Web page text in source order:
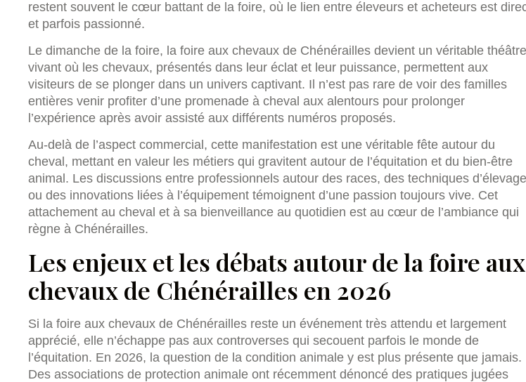
restent souvent le cœur battant de la foire, où le lien entre éleveurs et acheteurs est
et parfois passionné.
Le dimanche de la foire, la foire aux chevaux de Chénérailles devient un véritable théâtre
vivant où les chevaux, présentés dans leur éclat et leur puissance, permettent aux
visiteurs de se plonger dans un univers captivant. Il n’est pas rare de voir des familles
entières venir profiter d’une promenade à cheval aux alentours pour prolonger
l’expérience après avoir assisté aux différents numéros proposés.
Au-delà de l’aspect commercial, cette manifestation est une véritable fête autour du
cheval, mettant en valeur les métiers qui gravitent autour de l’équitation et du bien-être
animal. Les discussions entre professionnels autour des races, des techniques d’élevage
ou des innovations liées à l’équipement témoignent d’une passion toujours vive. Cet
attachement au cheval et à sa bienveillance au quotidien est au cœur de l’ambiance qui
règne à Chénérailles.
Les enjeux et les débats autour de la foire aux
chevaux de Chénérailles en 2026
Si la foire aux chevaux de Chénérailles reste un événement très attendu et largement
apprécié, elle n’échappe pas aux controverses qui secouent parfois le monde de
l’équitation. En 2026, la question de la condition animale y est plus présente que jamais.
Des associations de protection animale ont récemment dénoncé des pratiques jugées